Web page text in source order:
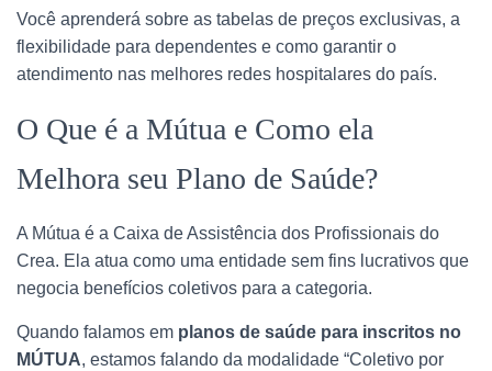
Você aprenderá sobre as tabelas de preços exclusivas, a
flexibilidade para dependentes e como garantir o
atendimento nas melhores redes hospitalares do país.
O Que é a Mútua e Como ela
Melhora seu Plano de Saúde?
A Mútua é a Caixa de Assistência dos Profissionais do
Crea. Ela atua como uma entidade sem fins lucrativos que
negocia benefícios coletivos para a categoria.
Quando falamos em planos de saúde para inscritos no
MÚTUA, estamos falando da modalidade “Coletivo por